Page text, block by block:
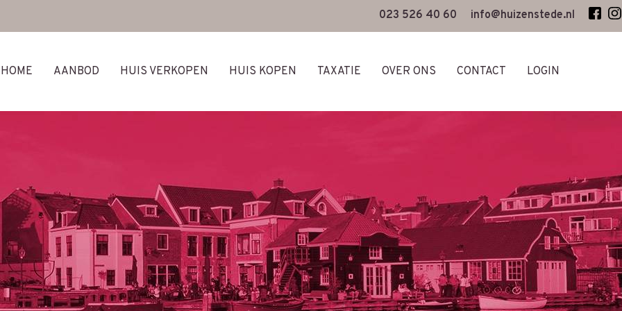
023 526 40 60 info@huizenstede.nl
HOME AANBOD HUIS VERKOPEN HUIS KOPEN TAXATIE OVER ONS CONTACT LOGIN